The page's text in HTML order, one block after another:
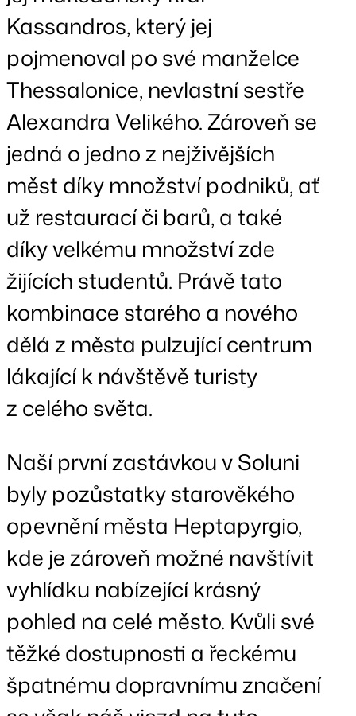
Kassandros, který jej
pojmenoval po své manželce
Thessalonice, nevlastní sestře
Alexandra Velikého. Zároveň se
jedná o jedno z nejživějších
měst díky množství podniků, ať
už restaurací či barů, a také
díky velkému množství zde
žijících studentů. Právě tato
kombinace starého a nového
dělá z města pulzující centrum
lákající k návštěvě turisty
z celého světa.
Naší první zastávkou v Soluni
byly pozůstatky starověkého
opevnění města Heptapyrgio,
kde je zároveň možné navštívit
vyhlídku nabízející krásný
pohled na celé město. Kvůli své
těžké dostupnosti a řeckému
špatnému dopravnímu značení